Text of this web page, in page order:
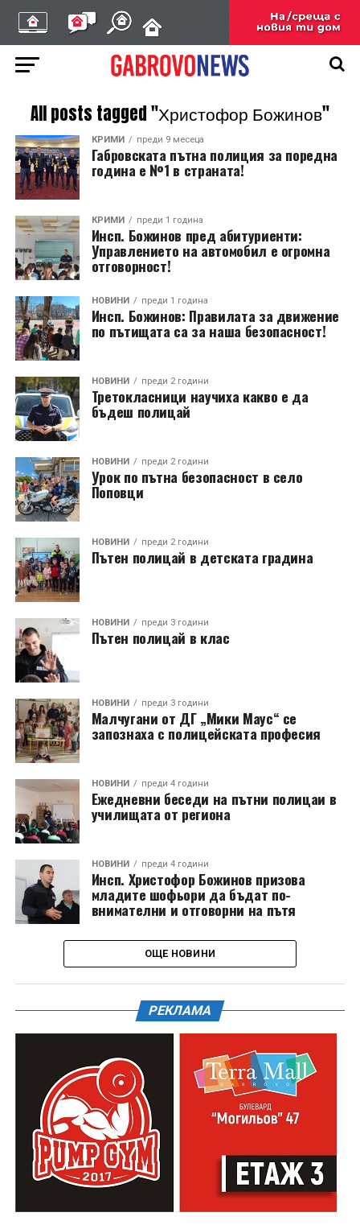
All posts tagged "Христофор Божинов"
КРИМИ преди 9 месеца
Габровската пътна полиция за поредна
година е №1 в страната!
КРИМИ преди 1 година
Инсп. Божинов пред абитуриенти:
Управлението на автомобил е огромна
отговорност!
НОВИНИ преди 1 година
Инсп. Божинов: Правилата за движение
по пътищата са за наша безопасност!
НОВИНИ преди 2 години
Третокласници научиха какво е да
бъдеш полицай
НОВИНИ преди 2 години
Урок по пътна безопасност в село
Поповци
НОВИНИ преди 2 години
Пътен полицай в детската градина
НОВИНИ преди 3 години
Пътен полицай в клас
НОВИНИ преди 3 години
Малчугани от ДГ „Мики Маус“ се
запознаха с полицейската професия
НОВИНИ преди 4 години
Ежедневни беседи на пътни полицаи в
училищата от региона
НОВИНИ преди 4 години
Инсп. Христофор Божинов призова
младите шофьори да бъдат по-
внимателни и отговорни на пътя
ОЩЕ НОВИНИ
РЕКЛАМА